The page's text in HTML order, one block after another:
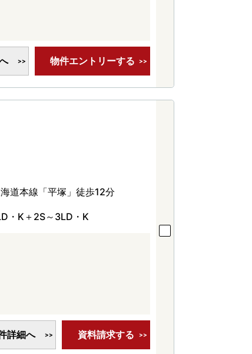
物件エントリーする
道本線「平塚」徒歩12分
・K＋2S～3LD・K
詳細へ 資料請求する